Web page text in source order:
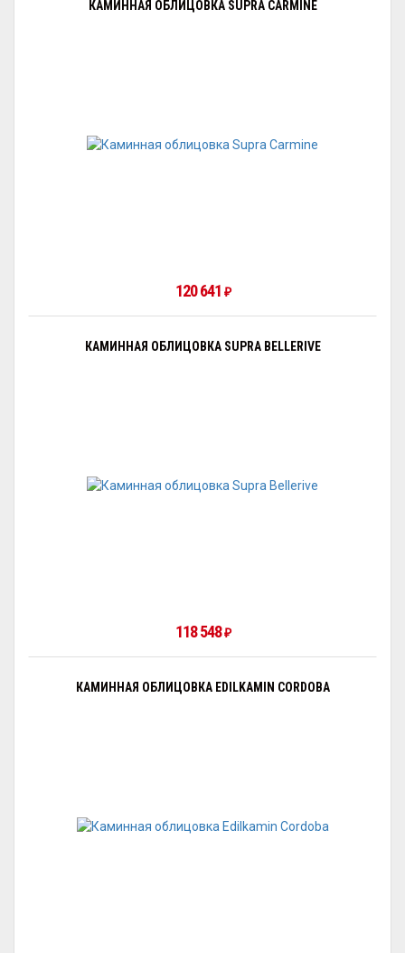
КАМИННАЯ ОБЛИЦОВКА SUPRA CARMINE
120 641 ₽
КАМИННАЯ ОБЛИЦОВКА SUPRA BELLERIVE
118 548 ₽
КАМИННАЯ ОБЛИЦОВКА EDILKAMIN CORDOBA